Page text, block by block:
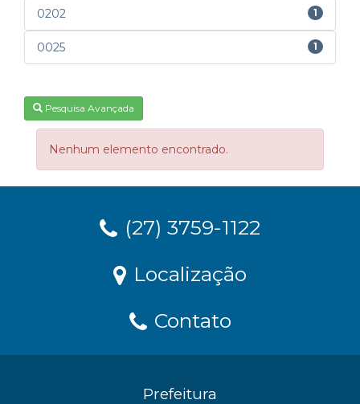
0202 1
0025 1
Pesquisa Avançada
Nenhum elemento encontrado.
(27) 3759-1122
Localização
Contato
Prefeitura